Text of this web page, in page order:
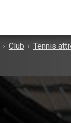
› Club › Tennis